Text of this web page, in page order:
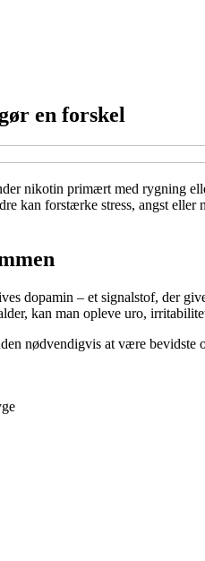
en forskel
nikotin primært med rygning
kan forstærke stress, angst
dopamin – et signalstof, der
kan man opleve uro,
nødvendigvis at være